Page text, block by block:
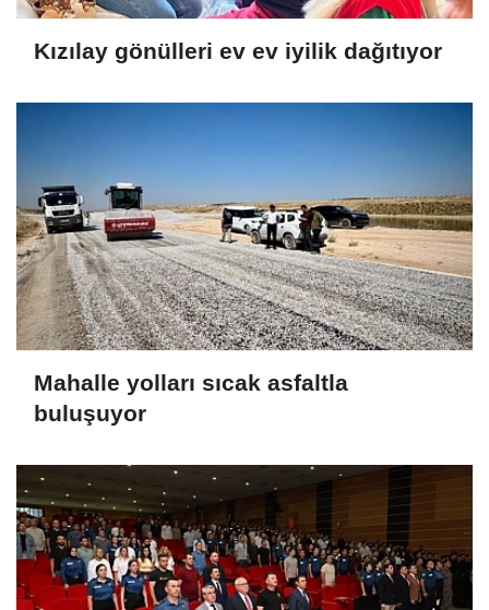
Kızılay gönülleri ev ev iyilik dağıtıyor
Mahalle yolları sıcak asfaltla
buluşuyor